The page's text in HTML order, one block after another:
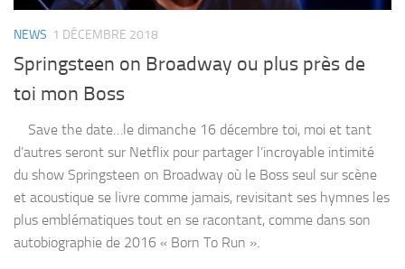
NEWS 1 DÉCEMBRE 2018
Springsteen on Broadway ou plus près de
toi mon Boss
Save the date…le dimanche 16 décembre toi, moi et tant
d’autres seront sur Netflix pour partager l’incroyable intimité
du show Springsteen on Broadway où le Boss seul sur scène
et acoustique se livre comme jamais, revisitant ses hymnes les
plus emblématiques tout en se racontant, comme dans son
autobiographie de 2016 « Born To Run ».